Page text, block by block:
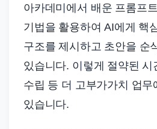
아카데미에서 배운 프롬프
기법을 활용하여 AI에게 핵
구조를 제시하고 초안을 순
있습니다. 이렇게 절약된
수립 등 더 고부가가치 업무
있습니다.